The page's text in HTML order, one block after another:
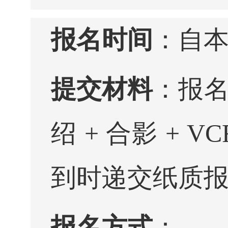
报名时间 ：自
提交材料：报
绍 + 合影 +
到时递交纸质